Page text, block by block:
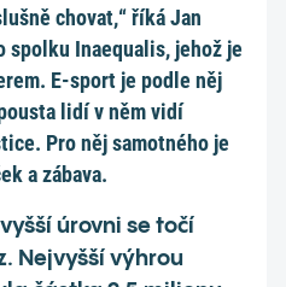
chovat,“ říká Jan
spolku Inaequalis, jehož je
E-sport je podle něj
lidí v něm vidí
Pro něj samotného je
a zábava.
úrovni se točí
Nejvyšší výhrou